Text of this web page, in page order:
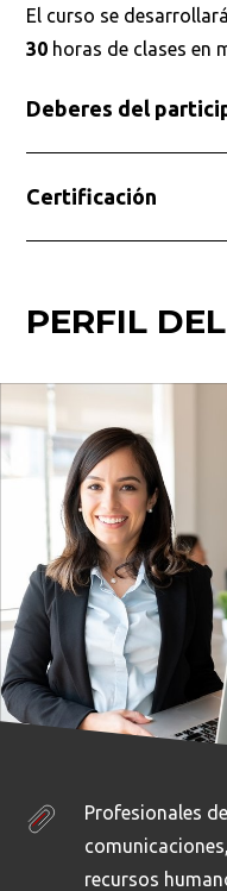
El curso se
30 horas de clases en
Deberes del
Certificación
PERFIL
Profesionales
recursos